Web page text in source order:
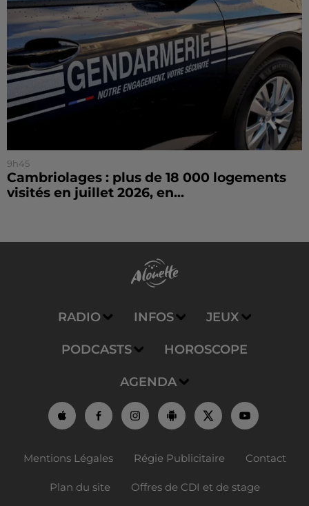
9h45
Cambriolages : plus de 18 000 logements
visités en juillet 2026, en...
RADIO INFOS JEUX
PODCASTS HOROSCOPE
AGENDA
Mentions Légales Régie Publicitaire Contact
Plan du site Offres de CDI et de stage